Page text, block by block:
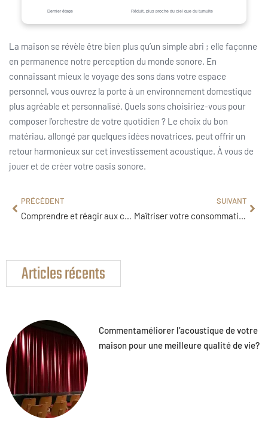
Dernier étage Réduit, plus proche du ciel que du tumulte
La maison se révèle être bien plus qu’un simple abri ; elle façonne
en permanence notre perception du monde sonore. En
connaissant mieux le voyage des sons dans votre espace
personnel, vous ouvrez la porte à un environnement domestique
plus agréable et personnalisé. Quels sons choisiriez-vous pour
composer l’orchestre de votre quotidien ? Le choix du bon
matériau, allongé par quelques idées novatrices, peut offrir un
retour harmonieux sur cet investissement acoustique. À vous de
jouer et de créer votre oasis sonore.
PRÉCÉDENT SUIVANT
Articles récents
Commentaméliorer l’acoustique de votre
maison pour une meilleure qualité de vie?